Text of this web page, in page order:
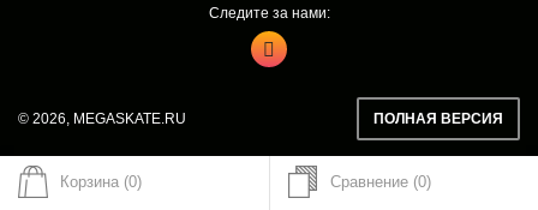
Корзина (0) Сравнение 0
Следите за нами:
© 2026, MEGASKATE.RU ПОЛНАЯ ВЕРСИЯ